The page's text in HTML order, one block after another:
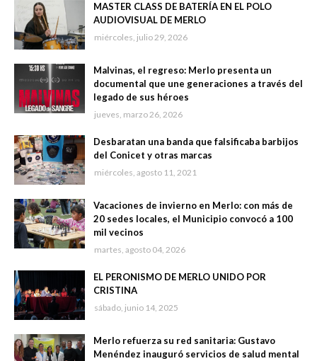
MASTER CLASS DE BATERÍA EN EL POLO
AUDIOVISUAL DE MERLO
miércoles, julio 29, 2026
Malvinas, el regreso: Merlo presenta un
documental que une generaciones a través del
legado de sus héroes
jueves, marzo 26, 2026
Desbaratan una banda que falsificaba barbijos
del Conicet y otras marcas
miércoles, agosto 11, 2021
Vacaciones de invierno en Merlo: con más de
20 sedes locales, el Municipio convocó a 100
mil vecinos
martes, agosto 04, 2026
EL PERONISMO DE MERLO UNIDO POR
CRISTINA
sábado, junio 14, 2025
Merlo refuerza su red sanitaria: Gustavo
Menéndez inauguró servicios de salud mental